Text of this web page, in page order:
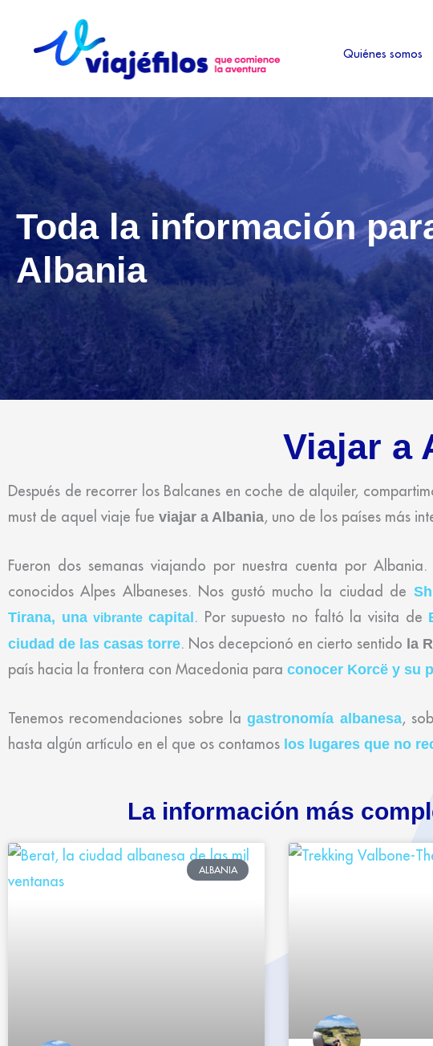
contenido
Quiénes somos
Toda la información
Albania
Viajar a
Después de recorrer los Balcanes en coche de alquiler,
must de aquel viaje fue viajar a Albania, uno de los países más
Fueron dos semanas viajando por nuestra cuenta por
conocidos Alpes Albaneses. Nos gustó mucho la ciudad de
Tirana, unavibrantecapital. Por supuesto no faltó la visita de
ciudad de las casas torre. Nos decepcionó en cierto sentido la
país hacia la frontera con Macedonia para conocer Korcë y su
Tenemos recomendaciones sobre lagastronomía albanesa,
hasta algún artículo en el que os contamos los lugares que no
La información más
ALBANIA